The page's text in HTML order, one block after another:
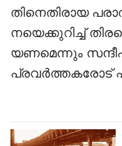
തിനെതിരായ
നയെക്കുറിച്ച്
യണമെന്നും
പ്രവർത്തകരോട്